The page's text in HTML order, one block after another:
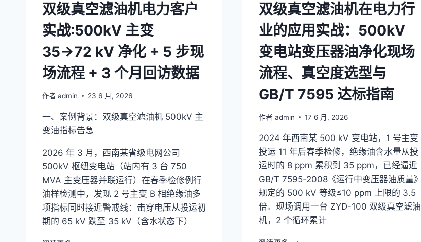
双级真空滤油机电力客户
实战:500kV 主变
35→72 kV 净化 + 5 步现
场流程 + 3 个月回访数据
作者 admin 23 6 月, 2026
一、案例背景：双级真空滤油机 500kV 主
变油指标告急
2026 年 3 月，西南某省级电网公司
500kV 枢纽变电站（站内有 3 台 750
MVA 主变压器并联运行）在春季检修例行
油样检测中，发现 2 号主变 B 相绝缘油多
项指标同时接近警戒线：击穿电压从投运初
期的 65 kV 跌至 35 kV（含水状态下）
双级真空滤油机在电力行
业的应用实战：500kV
变电站变压器油净化现场
流程、真空度选型与
GB/T 7595 达标指南
作者 admin 17 6 月, 2026
2024 年西南某 500 kV 变电站，1 号主变
投运 11 年后春季检修，绝缘油含水量从投
运时的 8 ppm 累积到 35 ppm，已经逼近
GB/T 7595-2008《运行中变压器油质量》
规定的 500 kV 等级≤10 ppm 上限的 3.5
倍。现场调用一台 ZYD-100 双级真空滤油
机，2 个循环累计
双